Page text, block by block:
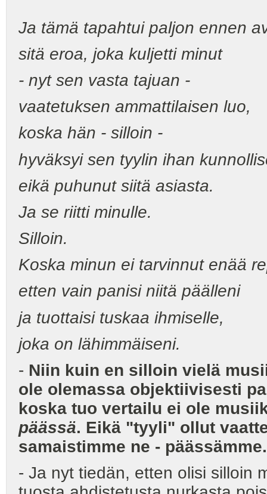
Ja tämä tapahtui paljon ennen
sitä eroa, joka kuljetti minut
- nyt sen vasta tajuan -
vaatetuksen ammattilaisen luo,
koska hän - silloin -
hyväksyi sen tyylin ihan
eikä puhunut siitä asiasta.
Ja se riitti minulle.
Silloin.
Koska minun ei tarvinnut enää
etten vain panisi niitä päälleni
ja tuottaisi tuskaa ihmiselle,
joka on lähimmäiseni.
- Niin kuin en silloin vielä
ole olemassa objektiivisesti
koska tuo vertailu ei ole
päässä. Eikä "tyyli" ollut
samaistimme ne - päässämme.
- Ja nyt tiedän, etten olisi silloin